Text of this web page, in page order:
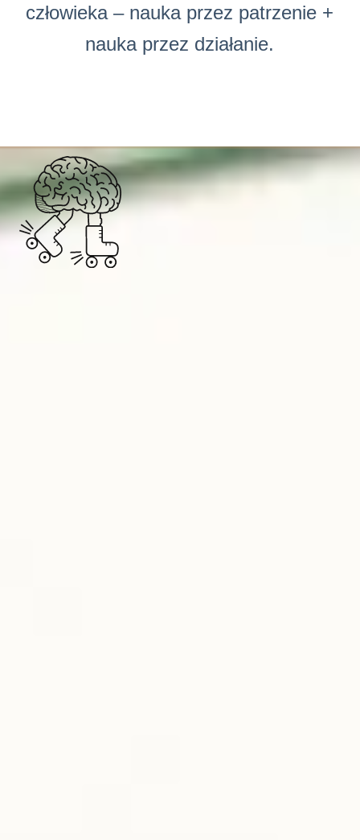
człowieka – nauka przez patrzenie +
nauka przez działanie.